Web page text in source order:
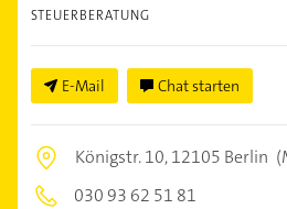
STEUERBERATUNG
E-Mail Chat starten
Königstr. 10,12105 Berlin
030 93 62 51 81